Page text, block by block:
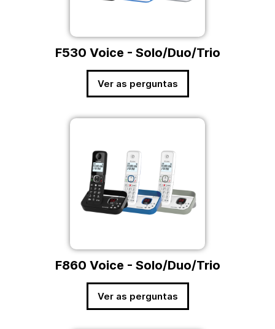
F530 Voice - Solo/Duo/Trio
Ver as perguntas
F860 Voice - Solo/Duo/Trio
Ver as perguntas